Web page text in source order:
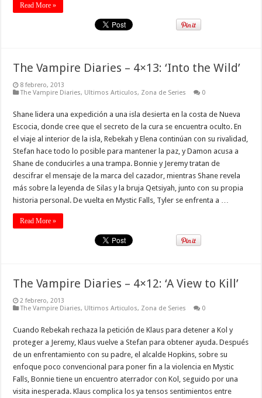
Read More »
The Vampire Diaries – 4×13: ‘Into the Wild’
8 febrero, 2013
The Vampire Diaries, Ultimos Articulos, Zona de Series 0
Shane lidera una expedición a una isla desierta en la costa de Nueva
Escocia, donde cree que el secreto de la cura se encuentra oculto. En
el viaje al interior de la isla, Rebekah y Elena continúan con su rivalidad,
Stefan hace todo lo posible para mantener la paz, y Damon acusa a
Shane de conducirles a una trampa. Bonnie y Jeremy tratan de
descifrar el mensaje de la marca del cazador, mientras Shane revela
más sobre la leyenda de Silas y la bruja Qetsiyah, junto con su propia
historia personal. De vuelta en Mystic Falls, Tyler se enfrenta a …
Read More »
The Vampire Diaries – 4×12: ‘A View to Kill’
2 febrero, 2013
The Vampire Diaries, Ultimos Articulos, Zona de Series 0
Cuando Rebekah rechaza la petición de Klaus para detener a Kol y
proteger a Jeremy, Klaus vuelve a Stefan para obtener ayuda. Después
de un enfrentamiento con su padre, el alcalde Hopkins, sobre su
enfoque poco convencional para poner fin a la violencia en Mystic
Falls, Bonnie tiene un encuentro aterrador con Kol, seguido por una
visita inesperada. Klaus complica los ya tensos sentimientos entre